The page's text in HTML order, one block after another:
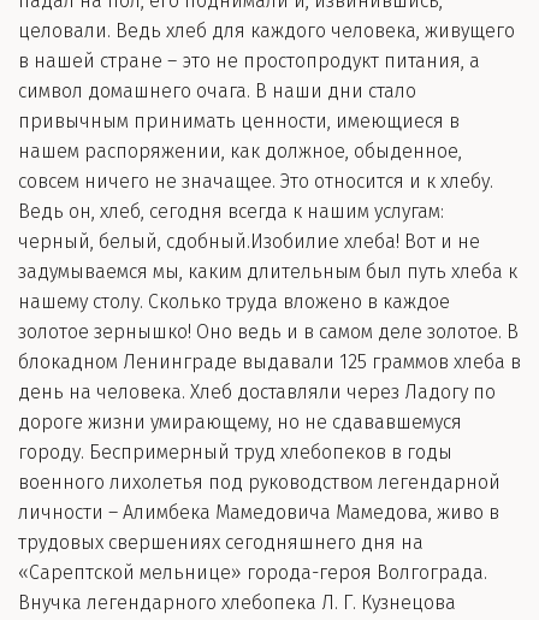
целовали. Ведь хлеб для каждого человека, живущего
в нашей стране – это не простопродукт питания, а
символ домашнего очага. В наши дни стало
привычным принимать ценности, имеющиеся в
нашем распоряжении, как должное, обыденное,
совсем ничего не значащее. Это относится и к хлебу.
Ведь он, хлеб, сегодня всегда к нашим услугам:
черный, белый, сдобный.Изобилие хлеба! Вот и не
задумываемся мы, каким длительным был путь хлеба к
нашему столу. Сколько труда вложено в каждое
золотое зернышко! Оно ведь и в самом деле золотое. В
блокадном Ленинграде выдавали 125 граммов хлеба в
день на человека. Хлеб доставляли через Ладогу по
дороге жизни умирающему, но не сдававшемуся
городу. Беспримерный труд хлебопеков в годы
военного лихолетья под руководством легендарной
личности – Алимбека Мамедовича Мамедова, живо в
трудовых свершениях сегодняшнего дня на
«Сарептской мельнице» города-героя Волгограда.
Внучка легендарного хлебопека Л. Г. Кузнецова